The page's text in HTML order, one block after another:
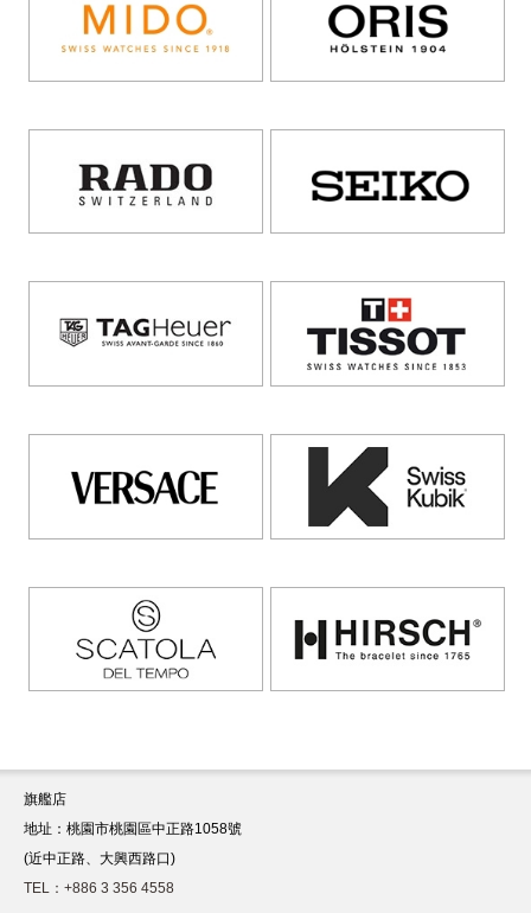
旗艦店
地址：桃園市桃園區中正路1058號
(近中正路、大興西路口)
TEL：+886 3 356 4558